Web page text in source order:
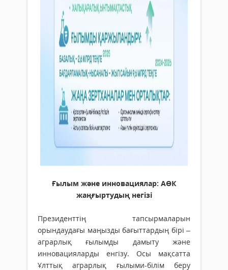
Ғылым және инновациялар: АӨК
жаңғыртудың негізі
Президенттің тапсырмаларын
орындаудағы маңызды бағыттардың бірі –
аграрлық ғылымды дамыту және
инновацияларды енгізу. Осы мақсатта
Ұлттық аграрлық ғылыми-білім беру